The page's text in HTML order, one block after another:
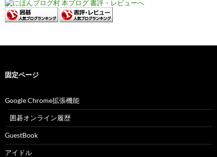
固定ページ
Google Chrome拡張機能
囲碁オンライン履歴
GuestBook
アイドル